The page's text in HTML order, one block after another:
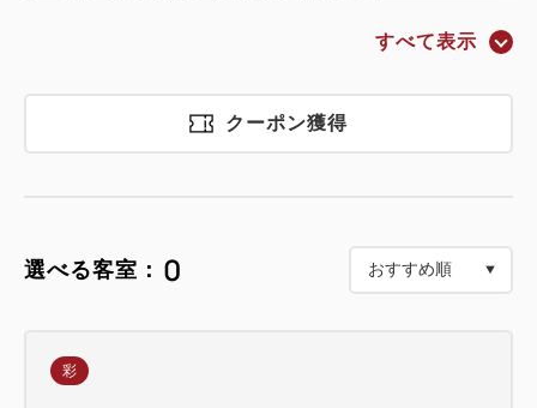
▼STAYNAVI「また来て。」割のページ
e/fukushima/matakite?facility_id=161882
以前のご予約は【対象外】となりますので、あらか
【宿泊対象期間】令和8年8月20日（木）～9月18日
（金）宿泊分まで
すべて表示
クーポン獲得
選べる客室： 0
彩